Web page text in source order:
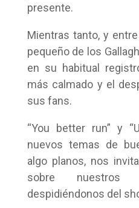
presente.
Mientras tanto, y
pequeño de los
en su habitual
más calmado y el
sus fans.
“You better run” y
nuevos temas de
algo planos, nos
sobre
despidiéndonos del